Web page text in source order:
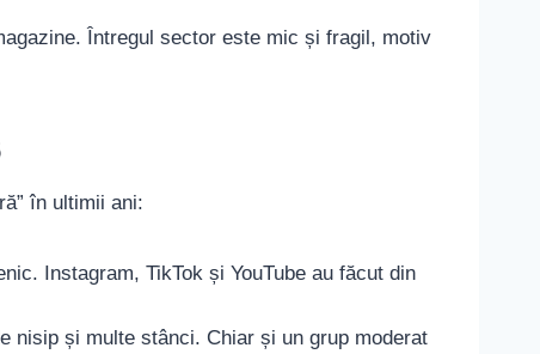
Întregul sector este mic și fragil, motiv
în ultimii ani:
Instagram, TikTok și YouTube au făcut din
nisip și multe stânci. Chiar și un grup moderat